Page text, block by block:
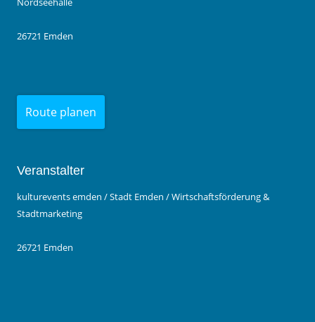
26721 Emden
Route planen
Veranstalter
kulturevents emden / Stadt Emden / Wirtschaftsförderung &
Stadtmarketing
26721 Emden